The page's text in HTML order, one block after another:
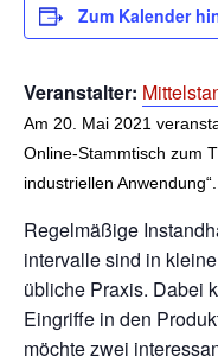
Veranstalter:
Am 20. Mai 2021
Online-Stammtisch zum
industriellen Anwendung“.
Regelmäßige
intervalle sind in
übliche Praxis. Dabei
Eingriffe in den
möchte zwei
Zum Kalender